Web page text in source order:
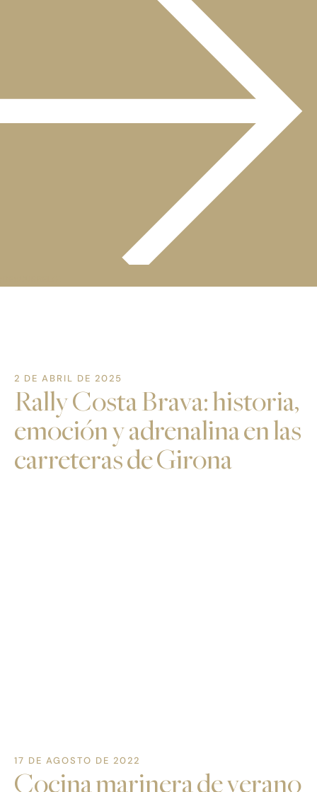
2 DE ABRIL DE 2025
Rally Costa Brava: historia,
emoción y adrenalina en las
carreteras de Girona
17 DE AGOSTO DE 2022
Cocina marinera de verano